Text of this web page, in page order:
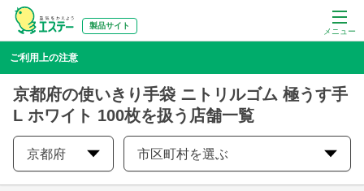
メニュー
製品サイト
ご利用上の注意
京都府の使いきり手袋 ニトリルゴム 極うす手
L ホワイト 100枚を扱う店舗一覧
京都府 市区町村を選ぶ